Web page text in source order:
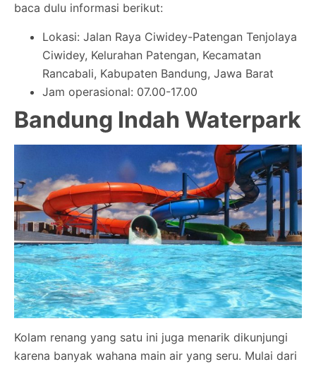
baca dulu informasi berikut:
Lokasi: Jalan Raya Ciwidey-Patengan Tenjolaya
Ciwidey, Kelurahan Patengan, Kecamatan
Rancabali, Kabupaten Bandung, Jawa Barat
Jam operasional: 07.00-17.00
Bandung Indah Waterpark
Kolam renang yang satu ini juga menarik dikunjungi
karena banyak wahana main air yang seru. Mulai dari